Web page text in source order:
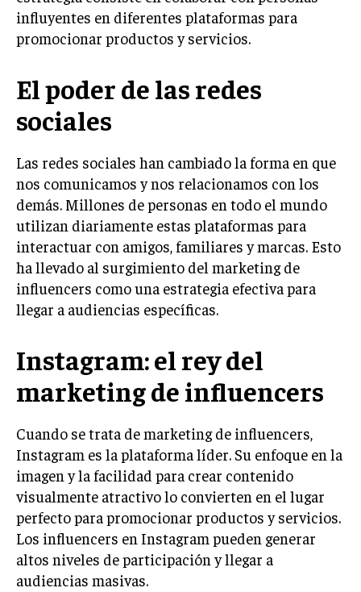
LIFESTYLE
MARKETING
AGENCIAS DE MARKETING
AGENCIAS DE POSICIONAMIENTO WEB SEO
VENTA DE ENLACES
MARKETING DIGITAL
PUBLICIDAD
VENTAS Y PERSUASIÓN
COMUNICACIÓN CORPORATIVA
GESTIÓN DE MARCA
INVESTIGACIÓN DE MERCADO
ANÁLISIS DE COMPETENCIA
GESTIÓN DE CLIENTES
EMPRENDIMIENTO
INNOVACIÓN EMPRESARIAL
GESTIÓN DEL CAMBIO
influyentes en diferentes plataformas para
promocionar productos y servicios.
El poder de las redes
sociales
Las redes sociales han cambiado la forma en que
nos comunicamos y nos relacionamos con los
demás. Millones de personas en todo el mundo
utilizan diariamente estas plataformas para
interactuar con amigos, familiares y marcas. Esto
ha llevado al surgimiento del marketing de
influencers como una estrategia efectiva para
llegar a audiencias específicas.
Instagram: el rey del
marketing de influencers
Cuando se trata de marketing de influencers,
Instagram es la plataforma líder. Su enfoque en la
imagen y la facilidad para crear contenido
visualmente atractivo lo convierten en el lugar
perfecto para promocionar productos y servicios.
Los influencers en Instagram pueden generar
altos niveles de participación y llegar a
audiencias masivas.